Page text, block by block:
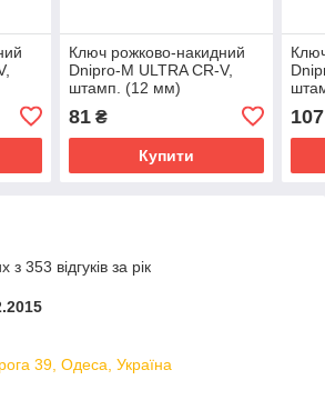
Ключ рожково-накидний
Dnipro-M ULTRA CR-V,
штамп. (12 мм)
81₴
Купити
107
353 відгуків за рік
39, Одеса, Україна